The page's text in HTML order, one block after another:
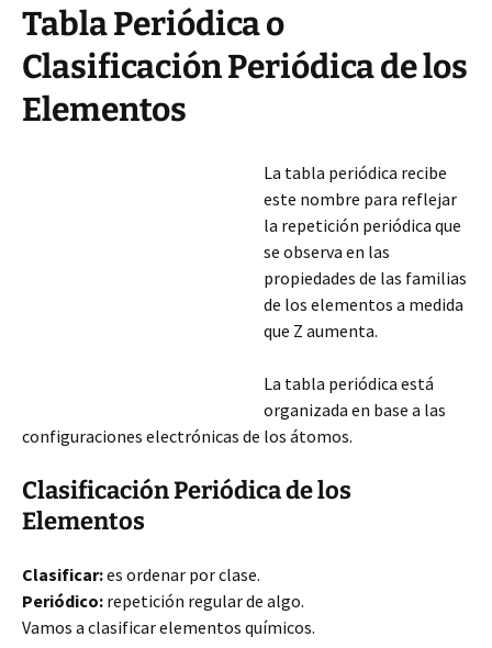
Tabla Periódica o
Clasificación Periódica de los
Elementos
La tabla periódica recibe
este nombre para reflejar
la repetición periódica que
se observa en las
propiedades de las familias
de los elementos a medida
que Z aumenta.
La tabla periódica está
organizada en base a las
configuraciones electrónicas de los átomos.
Clasificación Periódica de los
Elementos
Clasificar:es ordenar por clase.
Periódico: repetición regular de algo.
Vamos a clasificar elementos químicos.